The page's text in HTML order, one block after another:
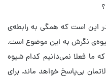
این است که همگی به رابطه‌ی
نگرش به این موضوع است.
ما فعلا نمی‌دانیم کدام شیوه
بی‌پاسخ خواهد ماند. برای